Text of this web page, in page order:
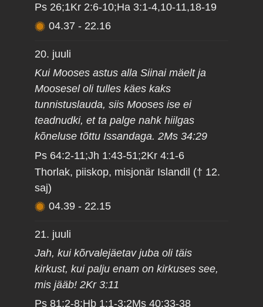
Ps 26;1Kr 2:6-10;Ha 3:1-4,10-11,18-19
04.37 - 22.16
20. juuli
Kui Mooses astus alla Siinai mäelt ja
Moosesel oli tulles käes kaks
tunnistuslauda, siis Mooses ise ei
teadnudki, et ta palge nahk hiilgas
kõneluse tõttu Issandaga. 2Ms 34:29
Ps 64:2-11;Jh 1:43-51;2Kr 4:1-6
Thorlak, piiskop, misjonär Islandil († 12.
saj)
04.39 - 22.15
21. juuli
Jah, kui kõrvalejäetav juba oli täis
kirkust, kui palju enam on kirkuses see,
mis jääb! 2Kr 3:11
Ps 81:2-8;Hb 1:1-3;2Ms 40:33-38